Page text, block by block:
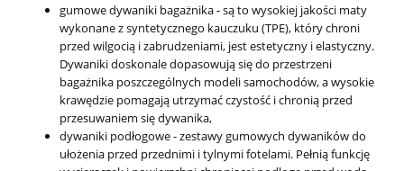
gumowe dywaniki bagażnika- są to wysokiej jakości maty
wykonane z syntetycznego kauczuku (TPE), który chroni
przed wilgocią i zabrudzeniami, jest estetyczny i elastyczny.
Dywaniki doskonale dopasowują się do przestrzeni
bagażnika poszczególnych modeli samochodów, a wysokie
krawędzie pomagają utrzymać czystość i chronią przed
przesuwaniem się dywanika,
dywaniki podłogowe- zestawy gumowych dywaników do
ułożenia przed przednimi i tylnymi fotelami. Pełnią funkcję